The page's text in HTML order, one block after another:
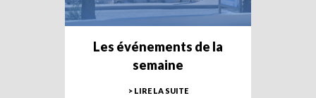
Les événements de la
semaine
> LIRE LA SUITE